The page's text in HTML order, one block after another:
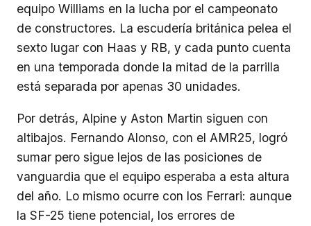
equipo Williams en la lucha por el campeonato
de constructores. La escudería británica pelea el
sexto lugar con Haas y RB, y cada punto cuenta
en una temporada donde la mitad de la parrilla
está separada por apenas 30 unidades.
Por detrás, Alpine y Aston Martin siguen con
altibajos. Fernando Alonso, con el AMR25, logró
sumar pero sigue lejos de las posiciones de
vanguardia que el equipo esperaba a esta altura
del año. Lo mismo ocurre con los Ferrari: aunque
la SF-25 tiene potencial, los errores de